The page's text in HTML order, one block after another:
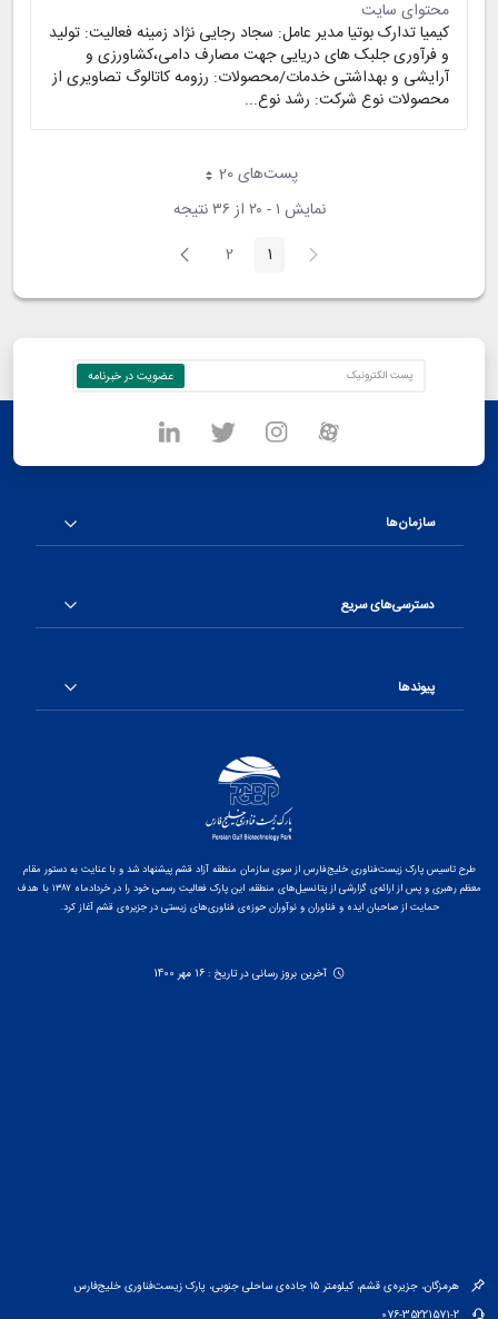
محتوای سایت
کیمیا تدارک بوتیا مدیر عامل: سجاد رجایی نژاد زمینه فعالیت: تولید
و فرآوری جلبک های دریایی جهت مصارف دامی،کشاورزی و
آرایشی و بهداشتی خدمات/محصولات: رزومه کاتالوگ تصاویری از
محصولات نوع شرکت: رشد نوع...
پست‌‌های 20هر صفحه
نمایش ۱ - ۲۰ از ۳۶ نتیجه
صفحه1 صفحه2
سازمان‌ها
دسترسی‌های سریع
پیوندها
طرح تاسیس پارک زیست‌فناوری خلیج‌فارس از سوی سازمان منطقه آزاد قشم پیشنهاد شد و با عنایت به دستور مقام
معظم رهبری و پس از ارائه‌ی گزارشی از پتانسیل‌های منطقه، این پارک فعالیت رسمی خود را در خردادماه ۱۳۸۷ با هدف
حمایت از صاحبان ایده و فناوران و نوآوران حوزه‌ی فناوری‌های زیستی در جزیره‌ی قشم آغاز کرد.
آخرین بروز رسانی در تاریخ : 16 مهر 1400
هرمزگان، جزیره‌ی قشم، کیلومتر ۱۵ جاده‌ی ساحلی جنوبی، پارک زیست‌فناوری خلیج‌فارس
076-35221571-2